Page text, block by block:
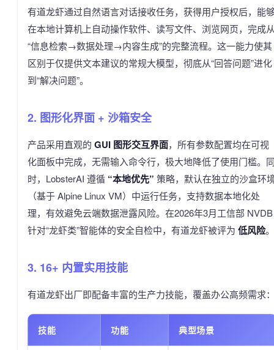
有道龙虾通过自然语言对话接收任务，获得用户授权后，能
在本地计算机上自动操作软件、读写文件、浏览网页，完成
“信息检索→数据处理→内容生成”的完整流程。这一能力使其
区别于仅提供文本建议的常规大模型，彻底从“回答问题”进化
到“解决问题”。
2. 图形化界面 + 沙箱安全
产品采用直观的 GUI 图形交互界面，所有参数配置均在可视
化面板中完成，无需输入命令行，极大地降低了使用门槛。
时，LobsterAI 遵循 “本地优先” 策略，默认在独立的沙盒环
（基于 Alpine Linux VM）中运行任务，支持数据本地化处
理，有效避免云端数据泄露风险。在2026年3月工信部 NVDB
针对“龙虾类”智能体的安全自检中，有道龙虾被评为 低风险。
3. 16+ 内置实用技能
有道龙虾出厂即配备丰富的生产力技能，覆盖办公高频需求
技能 功能 典型场景